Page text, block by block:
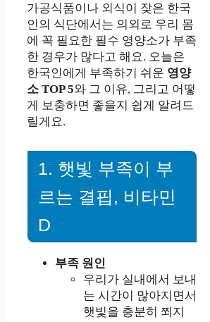
가공식품이나 외식이 잦은 한국
인의 식단에서는 의외로 우리 몸
에 꼭 필요한 필수 영양소가 부족
한 경우가 많다고 해요. 오늘은
한국인에게 부족하기 쉬운 영양
소 TOP 5와 그 이유, 그리고 어떻
게 보충하면 좋을지 쉽게 알려드
릴게요.
1. 햇빛 부족이 부
르는 결핍, 비타민
D
부족 원인
우리가 실내에서 보내
는 시간이 많아지면서
햇빛을 충분히 쬐지